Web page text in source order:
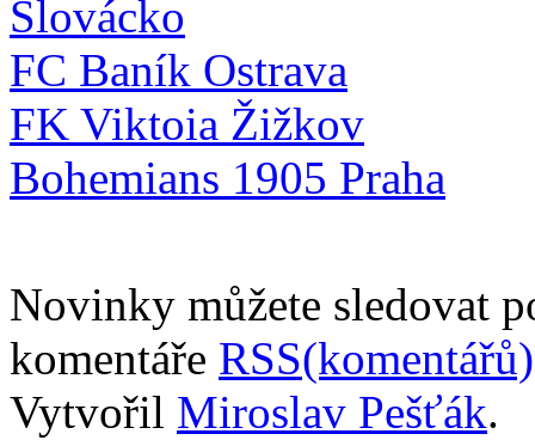
Slovácko
FC Baník Ostrava
FK Viktoia Žižkov
Bohemians 1905 Praha
Novinky můžete sledovat
komentáře RSS(komentářů)
Vytvořil Miroslav Pešťák.